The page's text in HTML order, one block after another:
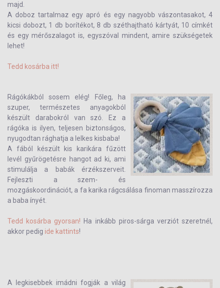
majd.
A doboz tartalmaz egy apró és egy nagyobb vászontasakot, 4
kicsi dobozt, 1 db borítékot, 8 db széthajtható kártyát, 10 címkét
és egy mérőszalagot is, egyszóval mindent, amire szükségetek
lehet!
Tedd kosárba itt!
Rágókákból sosem elég! Főleg, ha
szuper, természetes anyagokból
készült darabokról van szó. Ez a
rágóka is ilyen, teljesen biztonságos,
nyugodtan rághatja a lelkes kisbaba!
A fából készült kis karikára fűzött
levél gyűrögetésre hangot ad ki, ami
stimulálja a babák érzékszerveit.
Fejleszti a szem- és
mozgáskoordinációt, a fa karika rágcsálása finoman masszírozza
a baba ínyét.
Tedd kosárba gyorsan! Ha inkább piros-sárga verziót szeretnél,
akkor pedig ide kattints!
A legkisebbekimádni fogják a világ